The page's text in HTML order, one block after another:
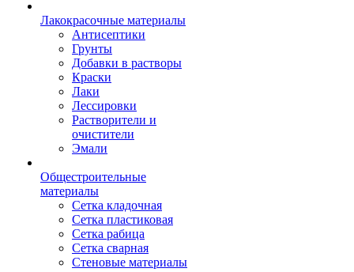
Лакокрасочные материалы
Антисептики
Грунты
Добавки в растворы
Краски
Лаки
Лессировки
Растворители и
очистители
Эмали
Общестроительные
материалы
Сетка кладочная
Сетка пластиковая
Сетка рабица
Сетка сварная
Стеновые материалы